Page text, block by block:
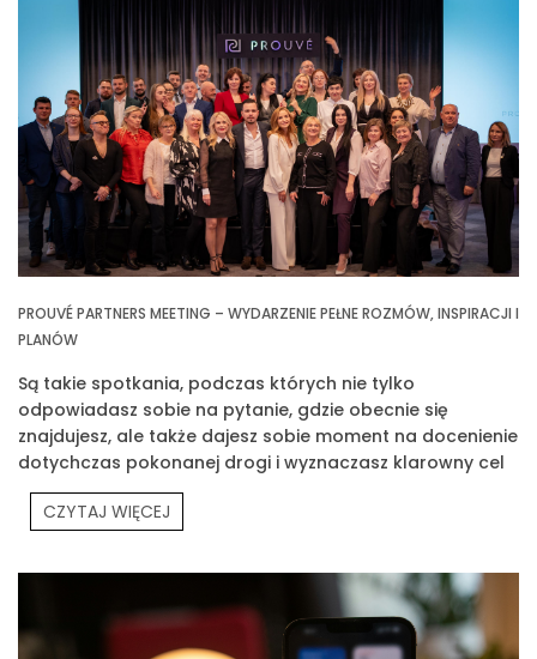
PROUVÉ PARTNERS MEETING – WYDARZENIE PEŁNE ROZMÓW, INSPIRACJI I
PLANÓW
Są takie spotkania, podczas których nie tylko
odpowiadasz sobie na pytanie, gdzie obecnie się
znajdujesz, ale także dajesz sobie moment na docenienie
dotychczas pokonanej drogi i wyznaczasz klarowny cel
na przyszłość. Jednym z takich spotkań było Prouvé
Partners Meeting.
CZYTAJ WIĘCEJ